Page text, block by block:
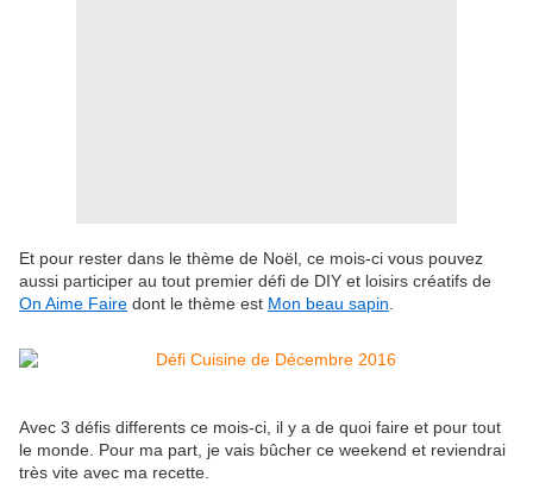
Et pour rester dans le thème de Noël, ce mois-ci vous pouvez
aussi participer au tout premier défi de DIY et loisirs créatifs de
On Aime Faire dont le thème est Mon beau sapin
Avec 3 défis differents ce mois-ci, il y a de quoi faire et pour tout
le monde. Pour ma part, je vais bûcher ce weekend et reviendrai
très vite avec ma recette.